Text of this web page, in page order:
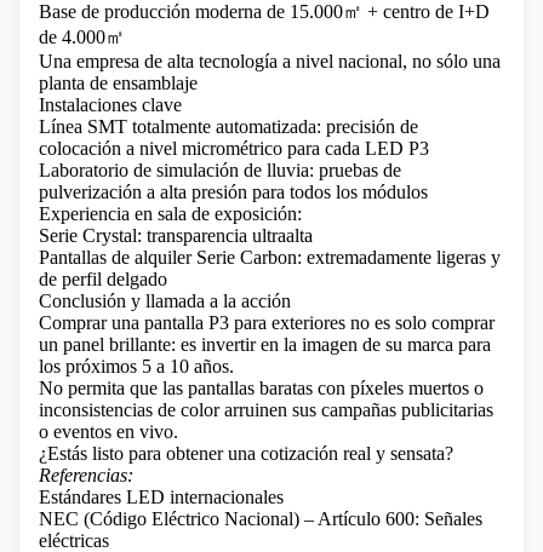
Base de producción moderna de 15.000㎡ + centro de I+D
de 4.000㎡
Una empresa de alta tecnología a nivel nacional, no sólo una
planta de ensamblaje
Instalaciones clave
Línea SMT totalmente automatizada: precisión de
colocación a nivel micrométrico para cada LED P3
Laboratorio de simulación de lluvia: pruebas de
pulverización a alta presión para todos los módulos
Experiencia en sala de exposición:
Serie Crystal: transparencia ultraalta
Pantallas de alquiler Serie Carbon: extremadamente ligeras y
de perfil delgado
Conclusión y llamada a la acción
Comprar una pantalla P3 para exteriores no es solo comprar
un panel brillante: es invertir en la imagen de su marca para
los próximos 5 a 10 años.
No permita que las pantallas baratas con píxeles muertos o
inconsistencias de color arruinen sus campañas publicitarias
o eventos en vivo.
¿Estás listo para obtener una cotización real y sensata?
Referencias:
Estándares LED internacionales
NEC (Código Eléctrico Nacional) – Artículo 600: Señales
eléctricas